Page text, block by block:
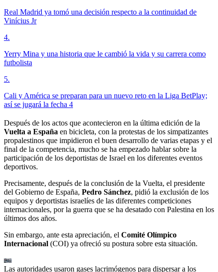
Real Madrid ya tomó una decisión respecto a la continuidad de
Vinícius Jr
4.
Yerry Mina y una historia que le cambió la vida y su carrera como
futbolista
5.
Cali y América se preparan para un nuevo reto en la Liga BetPlay;
así se jugará la fecha 4
Después de los actos que acontecieron en la última edición de la
Vuelta a España en bicicleta, con la protestas de los simpatizantes
propalestinos que impidieron el buen desarrollo de varias etapas y el
final de la competencia, mucho se ha empezado hablar sobre la
participación de los deportistas de Israel en los diferentes eventos
deportivos.
Precisamente, después de la conclusión de la Vuelta, el presidente
del Gobierno de España, Pedro Sánchez, pidió la exclusión de los
equipos y deportistas israelíes de las diferentes competiciones
internacionales, por la guerra que se ha desatado con Palestina en los
últimos dos años.
Sin embargo, ante esta apreciación, el Comité Olímpico
Internacional (COI) ya ofreció su postura sobre esta situación.
Las autoridades usaron gases lacrimógenos para dispersar a los